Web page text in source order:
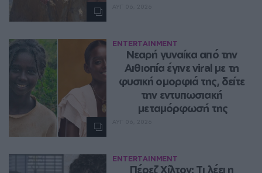
ENTERTAINMENT
Νεαρή γυναίκα από την
Αιθιοπία έγινε viral με τη
φυσική ομορφιά της, δείτε
την εντυπωσιακή
μεταμόρφωσή της
ENTERTAINMENT
Πέρεζ Χίλτον: Τι λέει η